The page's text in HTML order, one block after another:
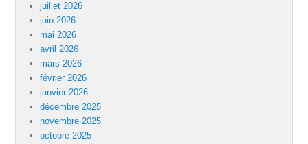
juillet 2026
juin 2026
mai 2026
avril 2026
mars 2026
février 2026
janvier 2026
décembre 2025
novembre 2025
octobre 2025